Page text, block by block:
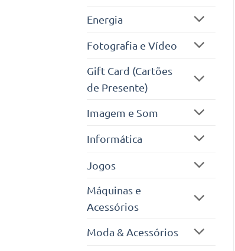
Energia
Fotografia e Vídeo
Gift Card (Cartões
de Presente)
Imagem e Som
Informática
Jogos
Máquinas e
Acessórios
Moda & Acessórios